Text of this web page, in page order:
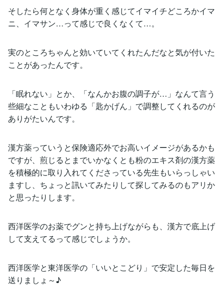
そしたら何となく身体が重く感じてイマイチどころかイマ
ニ、イマサン…って感じで良くなくて…。
実のところちゃんと効いていてくれたんだなと気が付いた
ことがあったんです。
「眠れない」とか、「なんかお腹の調子が…」なんて言う
些細なこともいわゆる「匙かげん」で調整してくれるのが
ありがたいんです。
漢方薬っていうと保険適応外でお高いイメージがあるかも
ですが、煎じるとまでいかなくとも粉のエキス剤の漢方薬
を積極的に取り入れてくださっている先生もいらっしゃい
ますし、ちょっと訊いてみたりして探してみるのもアリか
と思ったりします。
西洋医学のお薬でグンと持ち上げながらも、漢方で底上げ
して支えてるって感じでしょうか。
西洋医学と東洋医学の「いいとこどり」で安定した毎日を
送りましょ～♪